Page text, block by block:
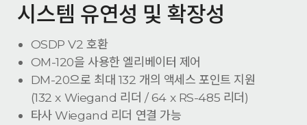
시스템 유연성 및 확장성
OSDP V2 호환
OM-120을 사용한 엘리베이터 제어
DM-20으로 최대 132 개의 액세스 포인트 지원
(132 x Wiegand 리더 / 64 x RS-485 리더)
타사 Wiegand 리더 연결 가능